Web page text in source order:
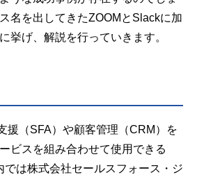
名を出してきたZOOMとSlackに加
挙げ、解説を行っていきます。
援（SFA）や顧客管理（CRM）を
ビスを組み合わせて使用できる
では株式会社セールスフォース・ジ